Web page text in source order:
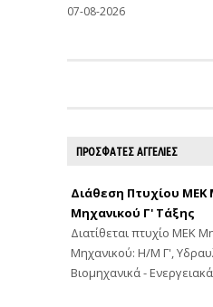
07-08-2026
ΠΡΟΣΦΑΤΕΣ ΑΓΓΕΛΙΕΣ
Διάθεση Πτυχίου
Μηχανικού Γ' Τάξης
Διατίθεται πτυχίο ΜΕΚ
Μηχανικού: Η/Μ Γ',
Βιομηχανικά -